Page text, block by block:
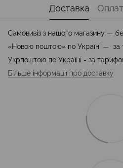
Доставка
Самовивіз з нашого магазину —
«Новою поштою» по Україні — за
Укрпоштою по Україні - за
Більше інформації про доставку